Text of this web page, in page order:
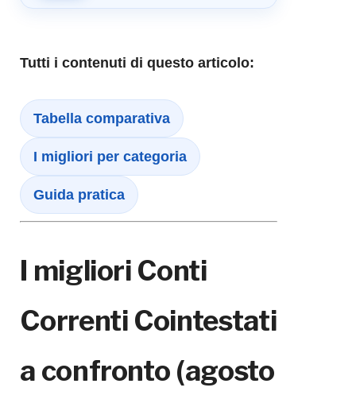
Tutti i contenuti di questo articolo:
Tabella comparativa
I migliori per categoria
Guida pratica
I migliori Conti
Correnti Cointestati
a confronto (agosto